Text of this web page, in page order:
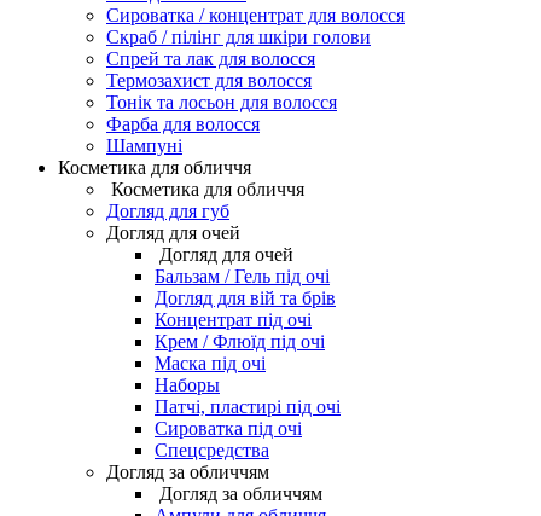
Сироватка / концентрат для волосся
Скраб / пілінг для шкіри голови
Спрей та лак для волосся
Термозахист для волосся
Тонік та лосьон для волосся
Фарба для волосся
Шампуні
Косметика для обличчя
Косметика для обличчя
Догляд для губ
Догляд для очей
Догляд для очей
Бальзам / Гель під очі
Догляд для вій та брів
Концентрат під очі
Крем / Флюїд під очі
Маска під очі
Наборы
Патчі, пластирі під очі
Сироватка під очі
Спецсредства
Догляд за обличчям
Догляд за обличчям